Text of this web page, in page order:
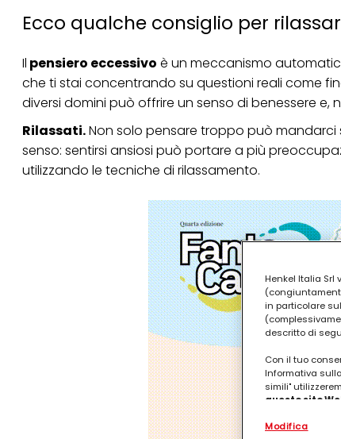
Ecco qualche consiglio per
Il pensiero eccessivo è un meccanismo
che ti stai concentrando su questioni reali come
diversi domini può offrire un senso di benessere e,
Rilassati.Non solo pensare troppo può mandarci
senso: sentirsi ansiosi può portare a più
utilizzando le tecniche di rilassamento.
Henkel Italia Srl
in particolare
descritto di
Con il tuo
Informativa
simili"
questo sito
Modifica